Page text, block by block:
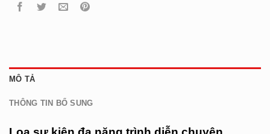
MÔ TẢ
THÔNG TIN BỔ SUNG